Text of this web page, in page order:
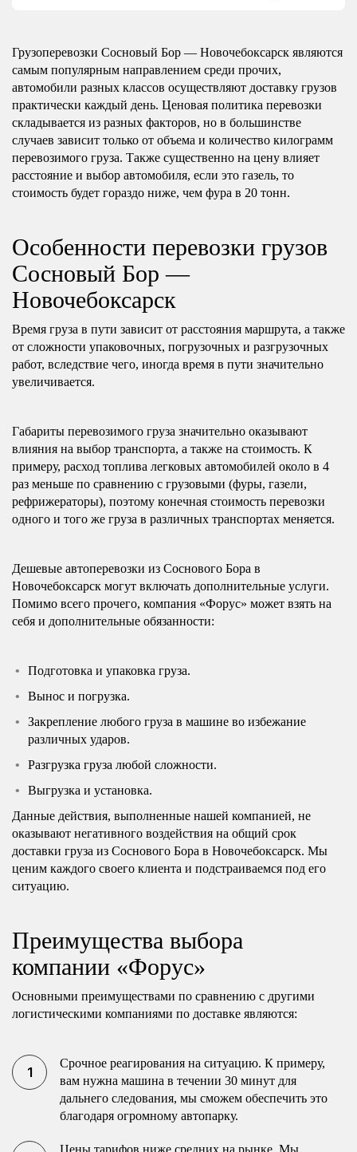
Грузоперевозки Сосновый Бор — Новочебоксарск являются
самым популярным направлением среди прочих,
автомобили разных классов осуществляют доставку грузов
практически каждый день. Ценовая политика перевозки
складывается из разных факторов, но в большинстве
случаев зависит только от объема и количество килограмм
перевозимого груза. Также существенно на цену влияет
расстояние и выбор автомобиля, если это газель, то
стоимость будет гораздо ниже, чем фура в 20 тонн.
Особенности перевозки грузов
Сосновый Бор —
Новочебоксарск
Время груза в пути зависит от расстояния маршрута, а также
от сложности упаковочных, погрузочных и разгрузочных
работ, вследствие чего, иногда время в пути значительно
увеличивается.
Габариты перевозимого груза значительно оказывают
влияния на выбор транспорта, а также на стоимость. К
примеру, расход топлива легковых автомобилей около в 4
раз меньше по сравнению с грузовыми (фуры, газели,
рефрижераторы), поэтому конечная стоимость перевозки
одного и того же груза в различных транспортах меняется.
Дешевые автоперевозки из Соснового Бора в
Новочебоксарск могут включать дополнительные услуги.
Помимо всего прочего, компания «Форус» может взять на
себя и дополнительные обязанности:
Подготовка и упаковка груза.
Вынос и погрузка.
Закрепление любого груза в машине во избежание
различных ударов.
Разгрузка груза любой сложности.
Выгрузка и установка.
Данные действия, выполненные нашей компанией, не
оказывают негативного воздействия на общий срок
доставки груза из Соснового Бора в Новочебоксарск. Мы
ценим каждого своего клиента и подстраиваемся под его
ситуацию.
Преимущества выбора
компании «Форус»
Основными преимуществами по сравнению с другими
логистическими компаниями по доставке являются:
Срочное реагирования на ситуацию. К примеру,
вам нужна машина в течении 30 минут для
дальнего следования, мы сможем обеспечить это
благодаря огромному автопарку.
Цены тарифов ниже средних на рынке. Мы